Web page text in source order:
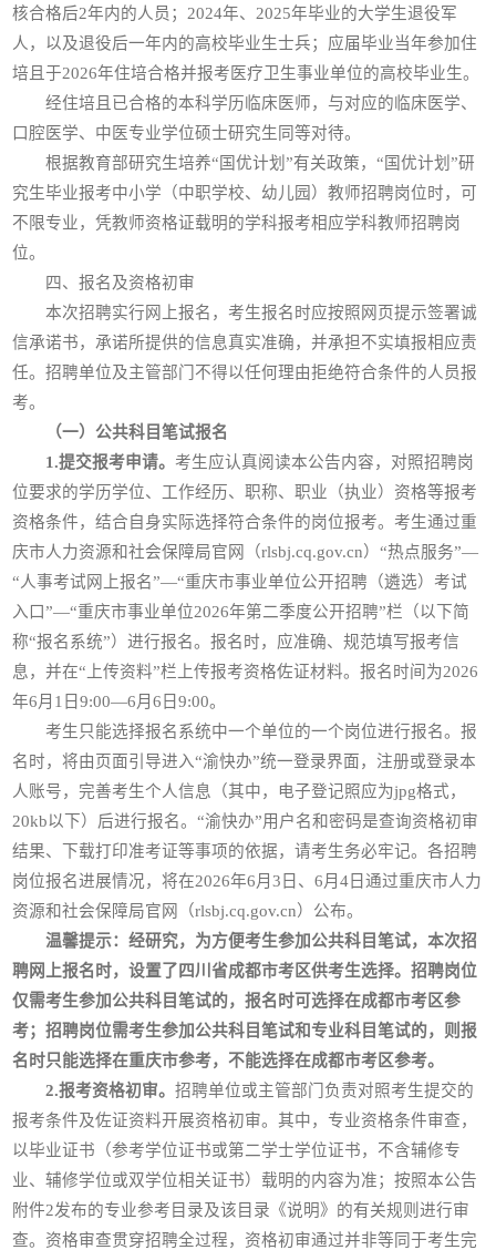
核合格后2年内的人员；2024年、2025年毕业的大学生退役军
人，以及退役后一年内的高校毕业生士兵；应届毕业当年参加住
培且于2026年住培合格并报考医疗卫生事业单位的高校毕业生。
经住培且已合格的本科学历临床医师，与对应的临床医学、
口腔医学、中医专业学位硕士研究生同等对待。
根据教育部研究生培养“国优计划”有关政策，“国优计划”研
究生毕业报考中小学（中职学校、幼儿园）教师招聘岗位时，可
不限专业，凭教师资格证载明的学科报考相应学科教师招聘岗
位。
四、报名及资格初审
本次招聘实行网上报名，考生报名时应按照网页提示签署诚
信承诺书，承诺所提供的信息真实准确，并承担不实填报相应责
任。招聘单位及主管部门不得以任何理由拒绝符合条件的人员报
考。
（一）公共科目笔试报名
1.提交报考申请。 考生应认真阅读本公告内容，对照招聘岗
位要求的学历学位、工作经历、职称、职业（执业）资格等报考
资格条件，结合自身实际选择符合条件的岗位报考。考生通过重
庆市人力资源和社会保障局官网（rlsbj.cq.gov.cn）“热点服务”—
“人事考试网上报名”—“重庆市事业单位公开招聘（遴选）考试
入口”—“重庆市事业单位2026年第二季度公开招聘”栏（以下简
称“报名系统”）进行报名。报名时，应准确、规范填写报考信
息，并在“上传资料”栏上传报考资格佐证材料。报名时间为2026
年6月1日9:00—6月6日9:00。
考生只能选择报名系统中一个单位的一个岗位进行报名。报
名时，将由页面引导进入“渝快办”统一登录界面，注册或登录本
人账号，完善考生个人信息（其中，电子登记照应为jpg格式，
20kb以下）后进行报名。“渝快办”用户名和密码是查询资格初审
结果、下载打印准考证等事项的依据，请考生务必牢记。各招聘
岗位报名进展情况，将在2026年6月3日、6月4日通过重庆市人力
资源和社会保障局官网（rlsbj.cq.gov.cn）公布。
温馨提示：经研究，为方便考生参加公共科目笔试，本次招
聘网上报名时，设置了四川省成都市考区供考生选择。招聘岗位
仅需考生参加公共科目笔试的，报名时可选择在成都市考区参
考；招聘岗位需考生参加公共科目笔试和专业科目笔试的，则报
名时只能选择在重庆市参考，不能选择在成都市考区参考。
2.报考资格初审。 招聘单位或主管部门负责对照考生提交的
报考条件及佐证资料开展资格初审。其中，专业资格条件审查，
以毕业证书（参考学位证书或第二学士学位证书，不含辅修专
业、辅修学位或双学位相关证书）载明的内容为准；按照本公告
附件2发布的专业参考目录及该目录《说明》的有关规则进行审
查。资格审查贯穿招聘全过程，资格初审通过并非等同于考生完